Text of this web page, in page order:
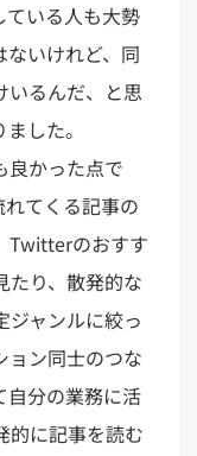
ている人も大勢
ないけれど、同
いるんだ、と思
した。
良かった点で
てくる記事の
Twitterのおすす
たり、散発的な
ジャンルに絞っ
ョン同士のつな
自分の業務に活
的に記事を読む